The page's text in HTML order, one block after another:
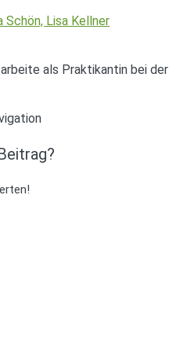
als Praktikantin bei